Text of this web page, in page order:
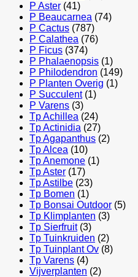
P Aster (41)
P Beaucarnea (74)
P Cactus (787)
P Calathea (76)
P Ficus (374)
P Phalaenopsis (1)
P Philodendron (149)
P Planten Overig (1)
P Succulent (1)
P Varens (3)
Tp Achillea (24)
Tp Actinidia (27)
Tp Agapanthus (2)
Tp Alcea (10)
Tp Anemone (1)
Tp Aster (17)
Tp Astilbe (23)
Tp Bomen (1)
Tp Bonsai Outdoor (5)
Tp Klimplanten (3)
Tp Sierfruit (3)
Tp Tuinkruiden (2)
Tp Tuinplant Ov (8)
Tp Varens (4)
Vijverplanten (2)